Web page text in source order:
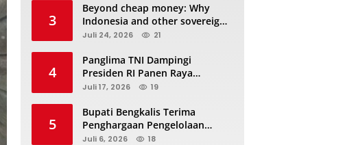
3
Beyond cheap money: Why
Indonesia and other sovereigns
are turning to panda bonds
Juli 24, 2026 21
4
Panglima TNI Dampingi
Presiden RI Panen Raya
Terpadu TNI, Perkuat
Juli 17, 2026 19
5
Bupati Bengkalis Terima
Penghargaan Pengelolaan
JDIHN Terbaik Kedua dari
Juli 6, 2026 18